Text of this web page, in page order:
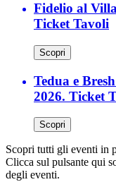
Fidelio al
Ticket Tavoli
Scopri
Tedua e
2026. Ticket
Scopri
Scopri tutti gli eventi in
Clicca sul pulsante qui
degli eventi.